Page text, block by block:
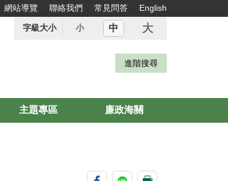
網站導覽 聯絡我們 常見問答 English
字級大小 小 中 大
主題專區 廉政海關